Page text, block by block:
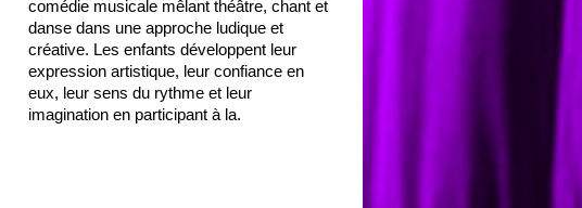
comédie musicale mêlant théâtre, chant et
danse dans une approche ludique et
créative. Les enfants développent leur
expression artistique, leur confiance en
eux, leur sens du rythme et leur
imagination en participant à la.